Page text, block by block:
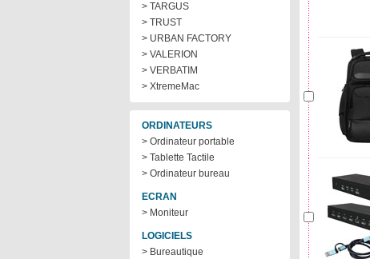
> TARGUS
> TRUST
> URBAN FACTORY
> VALERION
> VERBATIM
> XtremeMac
ORDINATEURS
> Ordinateur portable
> Tablette Tactile
> Ordinateur bureau
ECRAN
> Moniteur
LOGICIELS
> Bureautique